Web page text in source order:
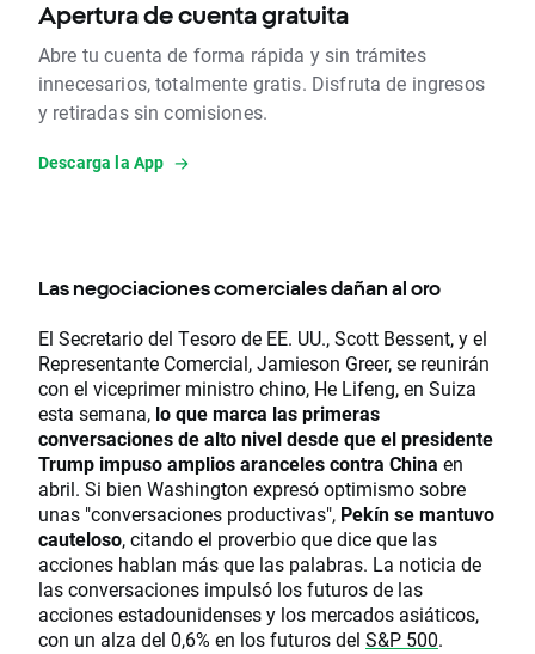
Apertura de cuenta gratuita
Abre tu cuenta de forma rápida y sin trámites
innecesarios, totalmente gratis. Disfruta de ingresos
y retiradas sin comisiones.
Descarga la App
Las negociaciones comerciales dañan al oro
El Secretario del Tesoro de EE. UU., Scott Bessent, y el
Representante Comercial, Jamieson Greer, se reunirán
con el viceprimer ministro chino, He Lifeng, en Suiza
esta semana, lo que marca las primeras
conversaciones de alto nivel desde que el presidente
Trump impuso amplios aranceles contra China en
abril. Si bien Washington expresó optimismo sobre
unas "conversaciones productivas", Pekín se mantuvo
cauteloso, citando el proverbio que dice que las
acciones hablan más que las palabras. La noticia de
las conversaciones impulsó los futuros de las
acciones estadounidenses y los mercados asiáticos,
con un alza del 0,6% en los futuros del S&P 500.